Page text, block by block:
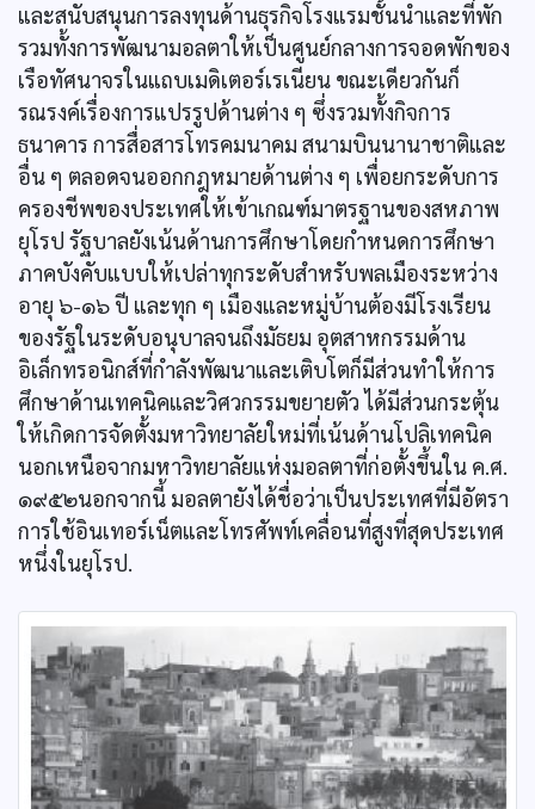
และสนับสนุนการลงทุนด้านธุรกิจโรงแรมชั้นนำและที่พัก
รวมทั้งการพัฒนามอลตาให้เป็นศูนย์กลางการจอดพักของ
เรือทัศนาจรในแถบเมดิเตอร์เรเนียน ขณะเดียวกันก็
รณรงค์เรื่องการแปรรูปด้านต่าง ๆ ซึ่งรวมทั้งกิจการ
ธนาคาร การสื่อสารโทรคมนาคม สนามบินนานาชาติและ
อื่น ๆ ตลอดจนออกกฎหมายด้านต่าง ๆ เพื่อยกระดับการ
ครองชีพของประเทศให้เข้าเกณฑ์มาตรฐานของสหภาพ
ยุโรป รัฐบาลยังเน้นด้านการศึกษาโดยกำหนดการศึกษา
ภาคบังคับแบบให้เปล่าทุกระดับสำหรับพลเมืองระหว่าง
อายุ ๖-๑๖ ปี และทุก ๆ เมืองและหมู่บ้านต้องมีโรงเรียน
ของรัฐในระดับอนุบาลจนถึงมัธยม อุตสาหกรรมด้าน
อิเล็กทรอนิกส์ที่กำลังพัฒนาและเติบโตก็มีส่วนทำให้การ
ศึกษาด้านเทคนิคและวิศวกรรมขยายตัว ได้มีส่วนกระตุ้น
ให้เกิดการจัดตั้งมหาวิทยาลัยใหม่ที่เน้นด้านโปลิเทคนิค
นอกเหนือจากมหาวิทยาลัยแห่งมอลตาที่ก่อตั้งขึ้นใน ค.ศ.
๑๙๕๒นอกจากนี้ มอลตายังได้ชื่อว่าเป็นประเทศที่มีอัตรา
การใช้อินเทอร์เน็ตและโทรศัพท์เคลื่อนที่สูงที่สุดประเทศ
หนึ่งในยุโรป.